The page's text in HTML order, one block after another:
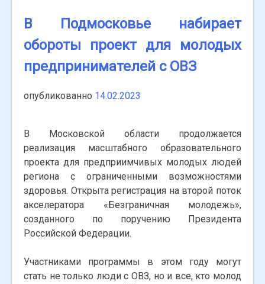
В Подмосковье набирает
обороты проект для молодых
предпринимателей с ОВЗ
опубликованно 14.02.2023
В Московской области продолжается
реализация масштабного образовательного
проекта для предприимчивых молодых людей
региона с ограниченными возможностями
здоровья. Открыта регистрация на второй поток
акселератора «Безграничная молодежь»,
созданного по поручению Президента
Российской Федерации.
Участниками программы в этом году могут
стать не только люди с ОВЗ, но и все, кто молод